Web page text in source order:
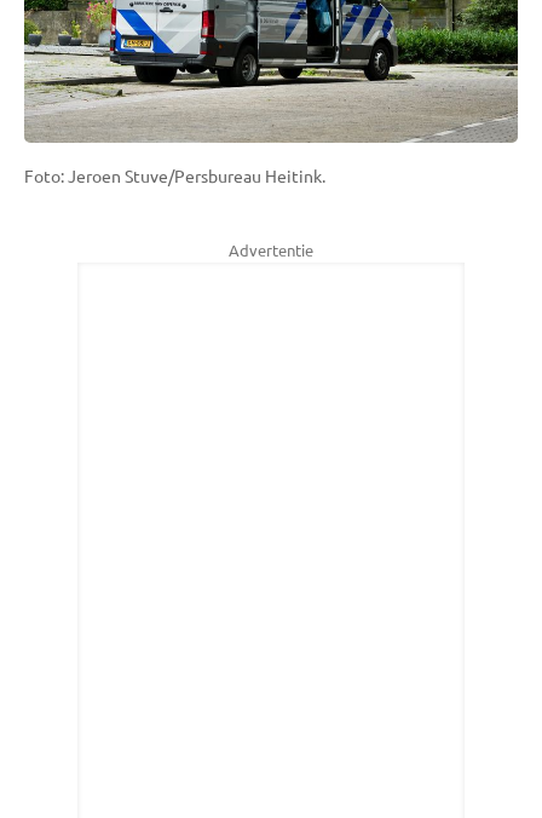
Foto: Jeroen Stuve/Persbureau Heitink.
Advertentie